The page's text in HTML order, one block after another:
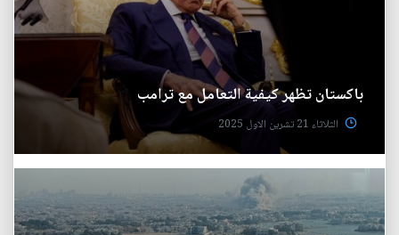
باكستان تظهر كيفية التعامل مع ترامب
الثلاثاء 21 تشرين الاول 2025